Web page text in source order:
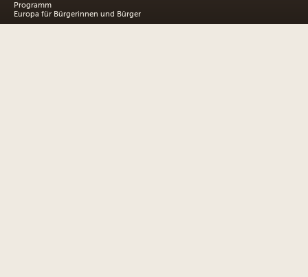
Programm
Europa für Bürgerinnen und Bürger